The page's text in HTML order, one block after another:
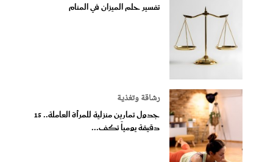
تفسير حلم الميزان في المنام
رشاقة وتغذية
جدول تمارين منزلية للمرأة العاملة.. 15
دقيقة يومياً تكف...